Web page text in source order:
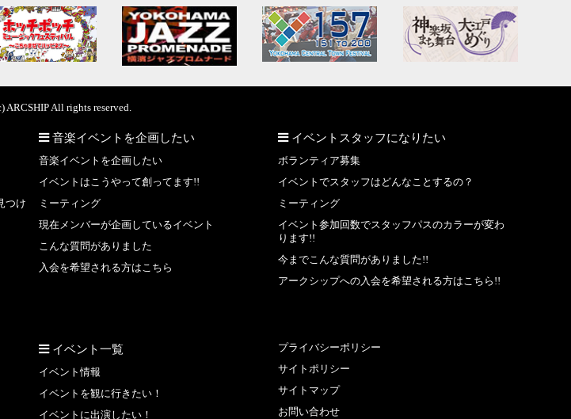
ARCSHIP All rights reserved.
つけ
音楽イベントを企画したい
音楽イベントを企画したい
イベントはこうやって創ってます!!
ミーティング
現在メンバーが企画しているイベント
こんな質問がありました
入会を希望される方はこちら
イベントスタッフになりたい
ボランティア募集
イベントでスタッフはどんなことするの？
ミーティング
イベント参加回数でスタッフパスのカラーが変わ
ります!!
今までこんな質問がありました!!
アークシップへの入会を希望される方はこちら!!
イベント一覧
イベント情報
イベントを観に行きたい！
イベントに出演したい！
プライバシーポリシー
サイトポリシー
サイトマップ
お問い合わせ